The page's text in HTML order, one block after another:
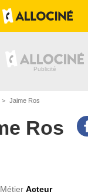
Jaime Ros
Ros
MétierActeur